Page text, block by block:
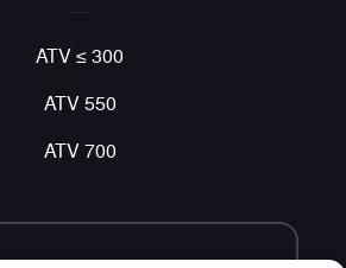
ATV ≤ 300
ATV 550
ATV 700